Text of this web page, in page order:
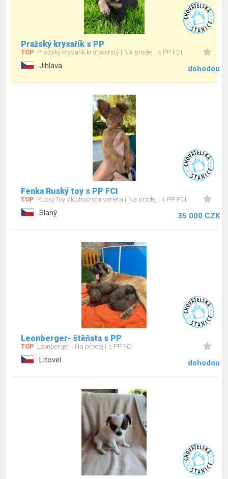
Pražský krysařík s PP
TOP Pražský krysařík krátkosrstý Na prodej s PP FCI
Jihlava dohodou
Fenka Ruský toy s PP FCI
TOP Ruský Toy dlouhosrstá varieta Na prodej s PP FCI
Slaný 35 000 CZK
Leonberger- štěňata s PP
TOP Leonberger Na prodej s PP FCI
Litovel dohodou